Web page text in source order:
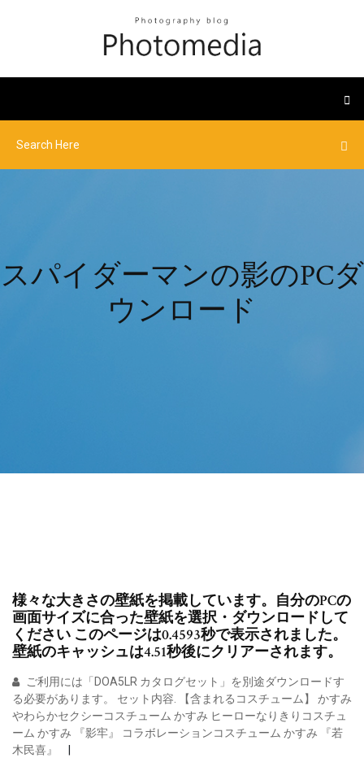
スパイダーマンの影のPCダ
ウンロード
様々な大きさの壁紙を掲載しています。自分のPCの
画面サイズに合った壁紙を選択・ダウンロードして
ください このページは0.4593秒で表示されました。
壁紙のキャッシュは4.51秒後にクリアーされます。
ご利用には「DOA5LR カタログセット」を別途ダウンロードす
る必要があります。 セット内容. 【含まれるコスチューム】 かすみ
やわらかセクシーコスチューム かすみ ヒーローなりきりコスチュ
ーム かすみ 『影牢』 コラボレーションコスチューム かすみ 『若
木民喜』